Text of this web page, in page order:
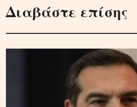
Διαβάστε επίσης